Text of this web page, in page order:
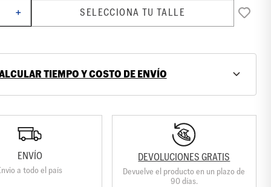
＋ SELECCIONA TU TALLE
TIEMPO Y COSTO DE ENVÍO
ENVÍO
a todo el país
DEVOLUCIONES GRATIS
Devuelve el producto en un plazo de
90 días.